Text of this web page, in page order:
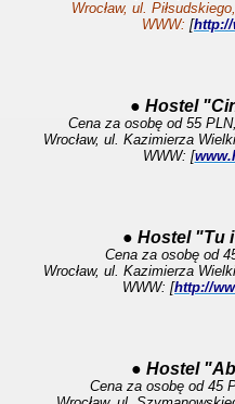
Wrocław, ul.
WWW: [
● Hostel
Cena za osobę od 55
Wrocław, ul. Kazimierza
WWW: [
● Hostel "Tu
Cena za osobę od
Wrocław, ul. Kazimierza
WWW: [http://
● Hostel
Cena za osobę od 45